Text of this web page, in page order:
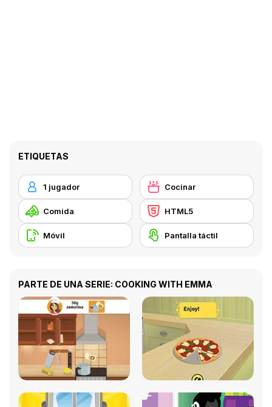
ETIQUETAS
1 jugador Cocinar
Comida HTML5
Móvil Pantalla táctil
PARTE DE UNA SERIE: COOKING WITH EMMA